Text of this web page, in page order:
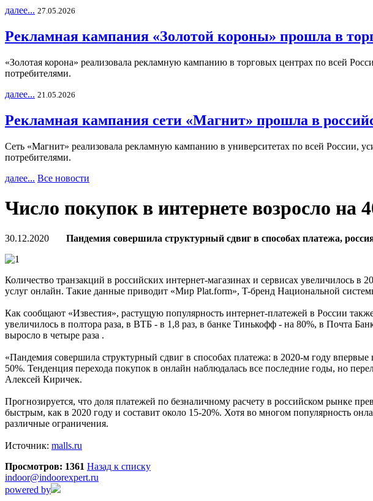
далее... 27.05.2026
Рекламная кампания «Золотой короны» прошла в
«Золотая корона» реализовала рекламную кампанию в торговых центрах по всей
потребителями.
далее... 21.05.2026
Рекламная кампания сети «Магнит» прошла в
Сеть «Магнит» реализовала рекламную кампанию в университетах по всей России,
потребителями.
далее... Все новости
Число покупок в интернете возросло на
30.12.2020 Пандемия совершила структурный сдвиг в способах платежа,
Количество транзакций в российских интернет-магазинах и сервисах увеличилось
услуг онлайн. Такие данные приводит «Мир Plat.form», T-бренд Национальной
Как сообщают «Известия», растущую популярность интернет-платежей в России
увеличилось в полтора раза, в ВТБ - в 1,8 раз, в банке Тинькофф - на 80%, в Почта
выросло в четыре раза .
«Пандемия совершила структурный сдвиг в способах платежа: в 2020-м году
50%. Тенденция перехода покупок в онлайн наблюдалась все последние годы, но
Алексей Киричек.
Прогнозируется, что доля платежей по безналичному расчету в российском рынке
быстрым, как в 2020 году и составит около 15-20%. Хотя во многом популярность
различные ограничения.
Источник: malls.ru
Просмотров: 1361 Назад к списку
indoor@indoorexpert.ru
powered by